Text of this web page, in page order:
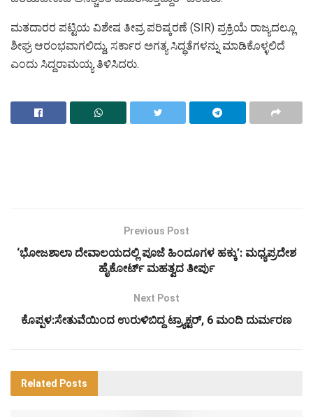
ಮತದಾರರ ಪಟ್ಟಿಯ ವಿಶೇಷ ತೀವ್ರ ಪರಿಷ್ಕರಣೆ (SIR) ಪ್ರಕ್ರಿಯೆ ರಾಜ್ಯದಲ್ಲೂ
ಶೀಘ್ರ ಆರಂಭವಾಗಲಿದ್ದು, ಸರ್ಕಾರ ಅಗತ್ಯ ಸಿದ್ಧತೆಗಳನ್ನು ಮಾಡಿಕೊಳ್ಳಲಿದೆ
ಎಂದು ಸಿದ್ದರಾಮಯ್ಯ ತಿಳಿಸಿದರು.
Previous Post
‘ಭೋಜಶಾಲಾ ದೇವಾಲಯದಲ್ಲಿ ಪೂಜೆ ಹಿಂದೂಗಳ ಹಕ್ಕು’: ಮಧ್ಯಪ್ರದೇಶ
ಹೈಕೋರ್ಟ್‌ ಮಹತ್ವದ ತೀರ್ಪು
Next Post
ಕೊಪ್ಪಳ:ಸೇತುವೆಯಿಂದ ಉರುಳಿಬಿದ್ದ ಟ್ರ್ಯಾಕ್ಟರ್, 6 ಮಂದಿ ದುರ್ಮರಣ
Related Posts